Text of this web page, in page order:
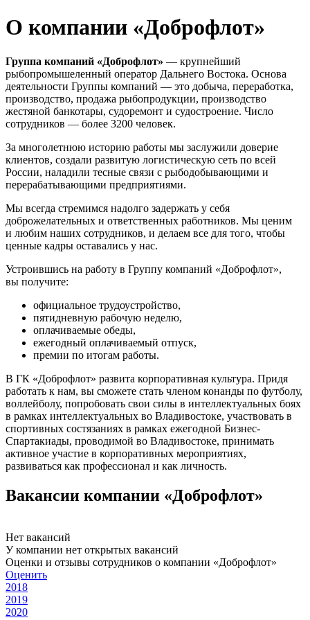
О компании «Доброфлот»
Группа компаний «Доброфлот» — крупнейший
рыбопромышеленный оператор Дальнего Востока. Основа
деятельности Группы компаний — это добыча, переработка,
производство, продажа рыбопродукции, производство
жестяной банкотары, судоремонт и судостроение. Число
сотрудников — более 3200 человек.
За многолетнюю историю работы мы заслужили доверие
клиентов, создали развитую логистическую сеть по всей
России, наладили тесные связи с рыбодобывающими и
перерабатывающими предприятиями.
Мы всегда стремимся надолго задержать у себя
доброжелательных и ответственных работников. Мы ценим
и любим наших сотрудников, и делаем все для того, чтобы
ценные кадры оставались у нас.
Устроившись на работу в Группу компаний «Доброфлот»,
вы получите:
официальное трудоустройство,
пятидневную рабочую неделю,
оплачиваемые обеды,
ежегодный оплачиваемый отпуск,
премии по итогам работы.
В ГК «Доброфлот» развита корпоративная культура. Придя
работать к нам, вы сможете стать членом конанды по футболу,
воллейболу, попробовать свои силы в интеллектуальных боях
в рамках интеллектуальных во Владивостоке, участвовать в
спортивных состязаниях в рамках ежегодной Бизнес-
Спартакиады, проводимой во Владивостоке, принимать
активное участие в корпоративных мероприятиях,
развиваться как профессионал и как личность.
Вакансии компании «Доброфлот»
Нет вакансий
У компании нет открытых вакансий
Оценки и отзывы сотрудников о компании «Доброфлот»
Оценить
2018
2019
2020